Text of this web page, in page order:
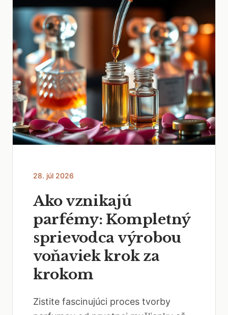
28. júl 2026
Ako vznikajú
parfémy: Kompletný
sprievodca výrobou
voňaviek krok za
krokom
Zistite fascinujúci proces tvorby